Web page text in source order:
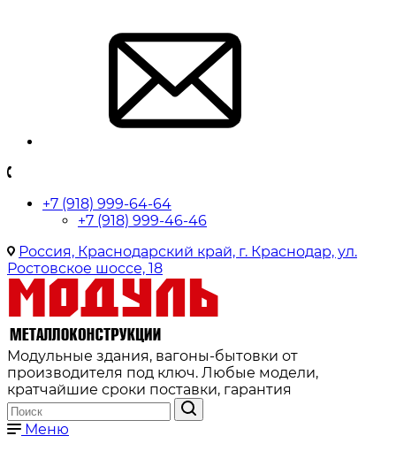
+7 (918) 999-64-64
+7 (918) 999-46-46
Россия, Краснодарский край, г. Краснодар, ул.
Ростовское шоссе, 18
Модульные здания, вагоны-бытовки от
производителя под ключ. Любые модели,
кратчайшие сроки поставки, гарантия
Меню